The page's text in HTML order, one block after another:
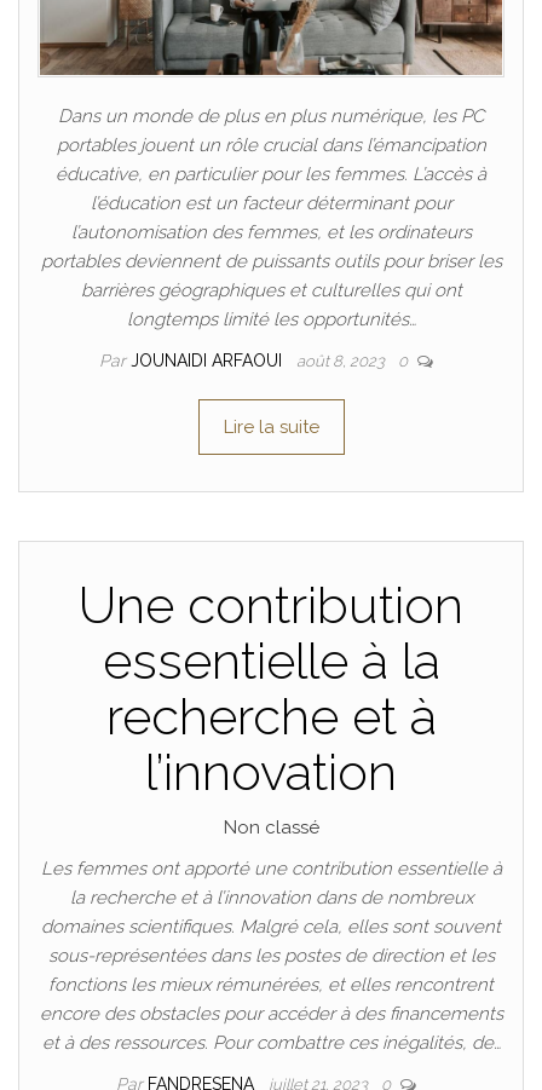
Dans un monde de plus en plus numérique, les PC
portables jouent un rôle crucial dans l’émancipation
éducative, en particulier pour les femmes. L’accès à
l’éducation est un facteur déterminant pour
l’autonomisation des femmes, et les ordinateurs
portables deviennent de puissants outils pour briser les
barrières géographiques et culturelles qui ont
longtemps limité les opportunités…
ParJOUNAIDI ARFAOUI août 8, 2023 0
Lire la suite
Une contribution
essentielle à la
recherche et à
l’innovation
Non classé
Les femmes ont apporté une contribution essentielle à
la recherche et à l’innovation dans de nombreux
domaines scientifiques. Malgré cela, elles sont souvent
sous-représentées dans les postes de direction et les
fonctions les mieux rémunérées, et elles rencontrent
encore des obstacles pour accéder à des financements
et à des ressources. Pour combattre ces inégalités, de…
Par FANDRESENA juillet 21, 2023 0